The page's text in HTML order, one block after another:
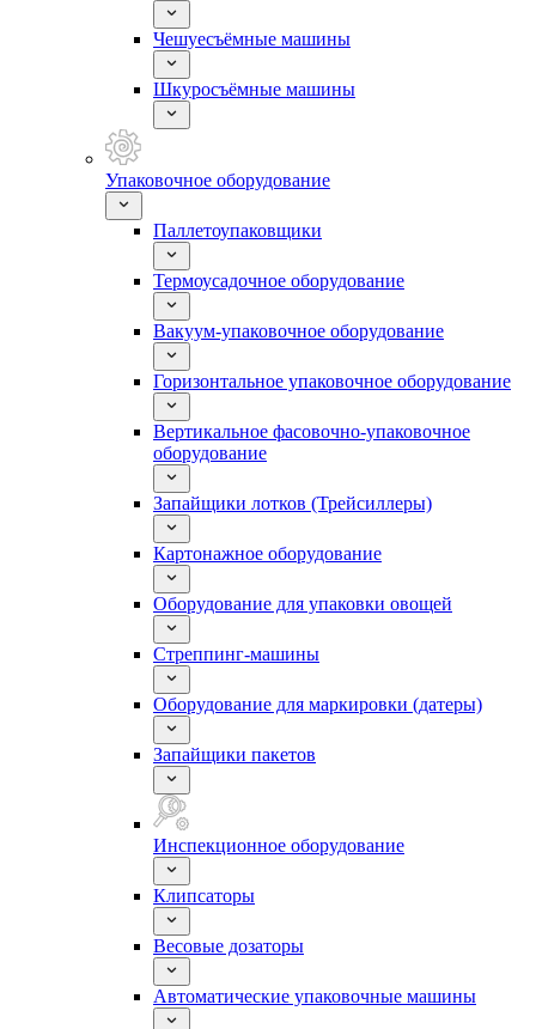
Чешуесъёмные машины
Шкуросъёмные машины
Упаковочное оборудование
Паллетоупаковщики
Термоусадочное оборудование
Вакуум-упаковочное оборудование
Горизонтальное упаковочное оборудование
Вертикальное фасовочно-упаковочное
оборудование
Запайщики лотков (Трейсиллеры)
Картонажное оборудование
Оборудование для упаковки овощей
Стреппинг-машины
Оборудование для маркировки (датеры)
Запайщики пакетов
Инспекционное оборудование
Клипсаторы
Весовые дозаторы
Автоматические упаковочные машины